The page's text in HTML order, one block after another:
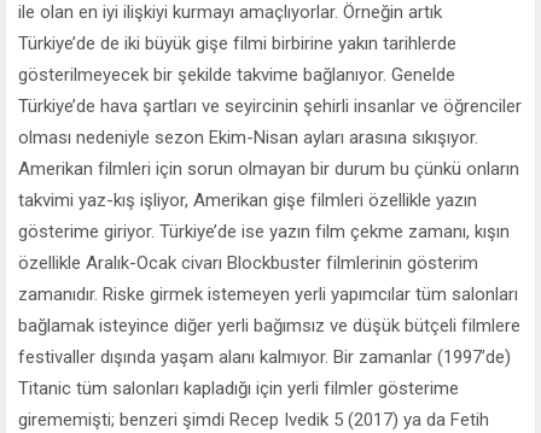
ile olan en iyi ilişkiyi kurmayı amaçlıyorlar. Örneğin artık
Türkiye’de de iki büyük gişe filmi birbirine yakın tarihlerde
gösterilmeyecek bir şekilde takvime bağlanıyor. Genelde
Türkiye’de hava şartları ve seyircinin şehirli insanlar ve öğrenciler
olması nedeniyle sezon Ekim-Nisan ayları arasına sıkışıyor.
Amerikan filmleri için sorun olmayan bir durum bu çünkü onların
takvimi yaz-kış işliyor, Amerikan gişe filmleri özellikle yazın
gösterime giriyor. Türkiye’de ise yazın film çekme zamanı, kışın
özellikle Aralık-Ocak civarı Blockbuster filmlerinin gösterim
zamanıdır. Riske girmek istemeyen yerli yapımcılar tüm salonları
bağlamak isteyince diğer yerli bağımsız ve düşük bütçeli filmlere
festivaller dışında yaşam alanı kalmıyor. Bir zamanlar (1997’de)
Titanic tüm salonları kapladığı için yerli filmler gösterime
girememişti; benzeri şimdi Recep Ivedik 5 (2017) ya da Fetih